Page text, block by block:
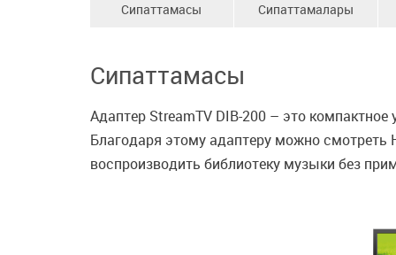
Сипаттамасы Сипаттамалары
Сипаттамасы
Адаптер StreamTV DIB-200 – это
Благодаря этому адаптеру можно смотреть
воспроизводить библиотеку музыки без